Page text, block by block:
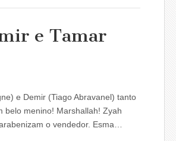
e Tamar
e Demir (Tiago Abravanel) tanto
belo menino! Marshallah! Zyah
o vendedor. Esma…